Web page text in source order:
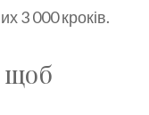
3 000 кроків.
щоб